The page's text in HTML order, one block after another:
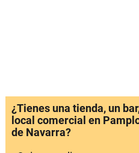
¿Tienes una tienda, un
local comercial en
de Navarra?